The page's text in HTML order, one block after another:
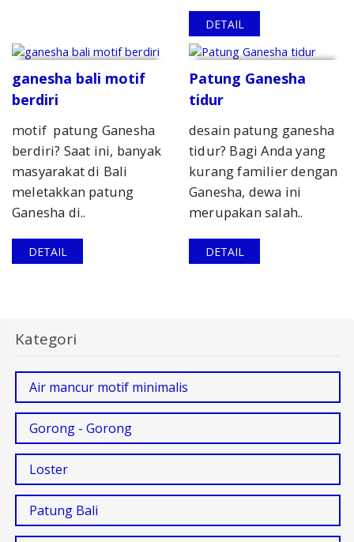
DETAIL
ganesha bali motif
berdiri
motif patung Ganesha
berdiri? Saat ini, banyak
masyarakat di Bali
meletakkan patung
Ganesha di..
DETAIL
Patung Ganesha
tidur
desain patung ganesha
tidur? Bagi Anda yang
kurang familier dengan
Ganesha, dewa ini
merupakan salah..
DETAIL
Kategori
Air mancur motif minimalis
Gorong - Gorong
Loster
Patung Bali